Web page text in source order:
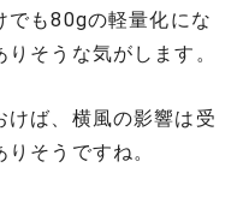
でも80gの軽量化にな
そうな気がします。
けば、横風の影響は受
そうですね。